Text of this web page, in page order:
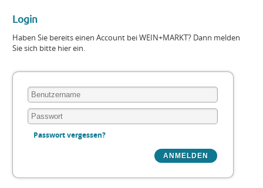
Login
Haben Sie bereits einen Account bei WEIN+MARKT? Dann melden
Sie sich bitte hier ein.
Passwort vergessen?